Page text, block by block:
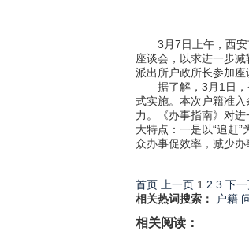
3月7日上午，西安市
座谈会，以求进一步
派出所户政所长参加
据了解，3月1日，被
式实施。本次户籍准
力。《办事指南》对
大特点：一是以“追赶
众办事促效率，减少办
首页
上一页 1 2 3 下
相关热词搜索：
户籍
相关阅读：